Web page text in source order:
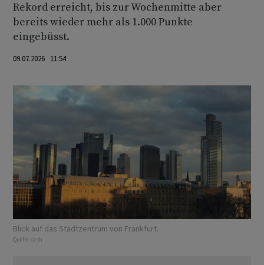
Rekord erreicht, bis zur Wochenmitte aber
bereits wieder mehr als 1.000 Punkte
eingebüsst.
09.07.2026 11:54
Blick auf das Stadtzentrum von Frankfurt.
Quelle: cash